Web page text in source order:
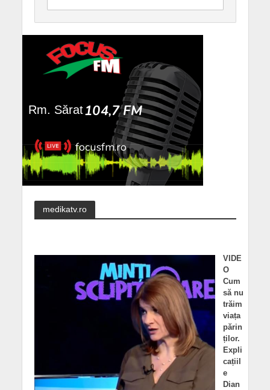
medikatv.ro
VIDE
O
Cum
să nu
trăim
viața
părin
ților.
Expli
cațiil
e
Dian